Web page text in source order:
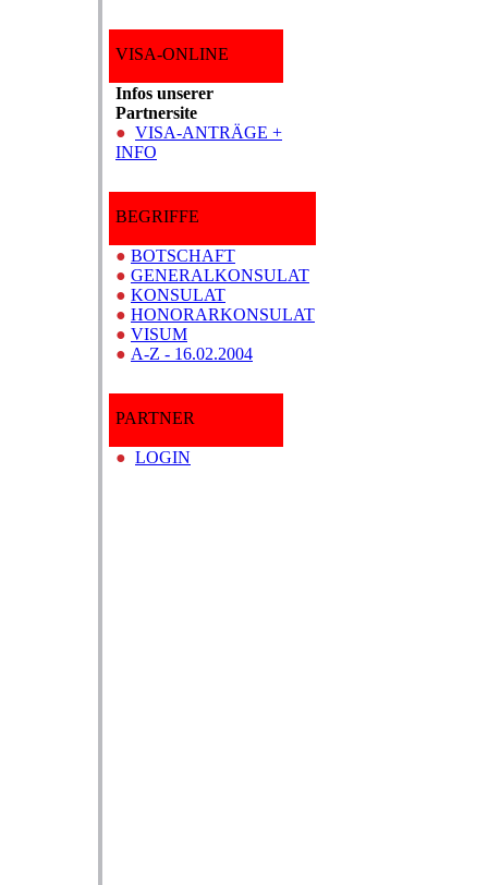
VISA-ONLINE
Infos unserer
Partnersite
● VISA-ANTRÄGE +
INFO
BEGRIFFE
● BOTSCHAFT
● GENERALKONSULAT
● KONSULAT
● HONORARKONSULAT
● VISUM
● A-Z - 16.02.2004
PARTNER
● LOGIN